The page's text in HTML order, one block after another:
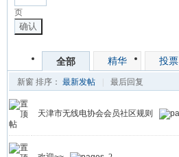
页
确认
全部 精华 投票
新窗 排序： 最新发帖 最后回复
天津市无线电协会会员社区规则